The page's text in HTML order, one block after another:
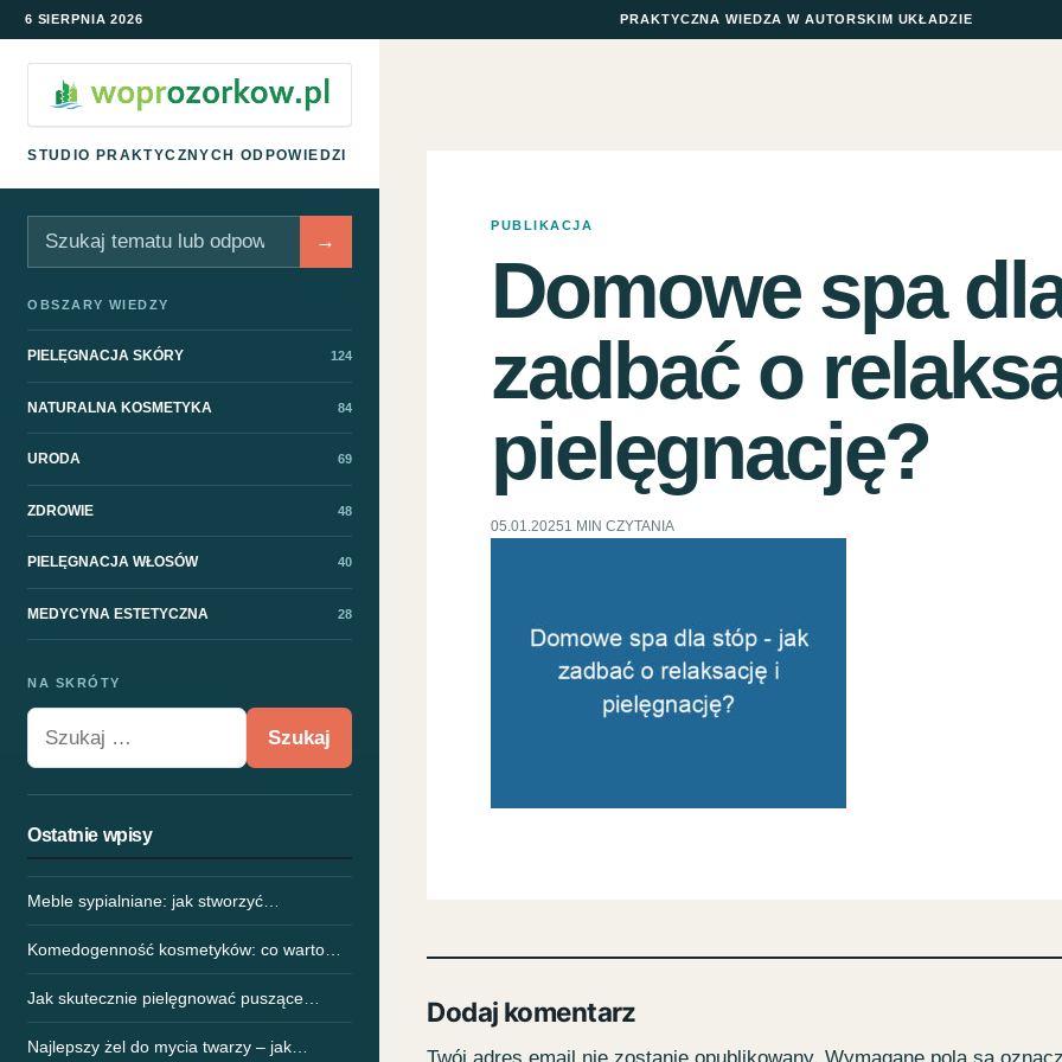
6 SIERPNIA 2026 PRAKTYCZNA WIEDZA W AUTORSKIM UKŁADZIE
STUDIO PRAKTYCZNYCH ODPOWIEDZI
Szukaj →
OBSZARY WIEDZY
PIELĘGNACJA SKÓRY 124
NATURALNA KOSMETYKA 84
URODA 69
ZDROWIE 48
PIELĘGNACJA WŁOSÓW 40
MEDYCYNA ESTETYCZNA 28
NA SKRÓTY
Ostatnie wpisy
Meble sypialniane: jak stworzyć…
Komedogenność kosmetyków: co warto…
Jak skutecznie pielęgnować puszące…
Najlepszy żel do mycia twarzy – jak…
PUBLIKACJA
Domowe spa
zadbać o
pielęgnację?
05.01.20251 MIN CZYTANIA
Dodaj komentarz